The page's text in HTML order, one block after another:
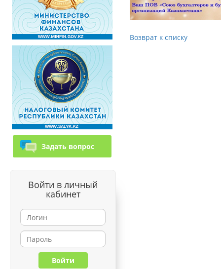
Задать вопрос
Войти в личный
кабинет
Возврат к списку